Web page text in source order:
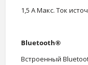
1,5 А Макс. Ток
Bluetooth®
Встроенный